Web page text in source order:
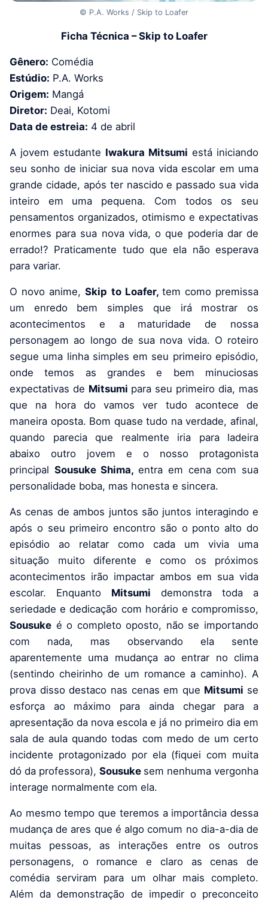
© P.A. Works / Skip to Loafer
Ficha Técnica – Skip to Loafer
Gênero: Comédia
Estúdio: P.A. Works
Origem: Mangá
Diretor: Deai, Kotomi
Data de estreia: 4 de abril
A jovem estudante Iwakura Mitsumi está iniciando
seu sonho de iniciar sua nova vida escolar em uma
grande cidade, após ter nascido e passado sua vida
inteiro em uma pequena. Com todos os seu
pensamentos organizados, otimismo e expectativas
enormes para sua nova vida, o que poderia dar de
errado!? Praticamente tudo que ela não esperava
para variar.
O novo anime,Skip to Loafer, tem como premissa
um enredo bem simples que irá mostrar os
acontecimentos e a maturidade de nossa
personagem ao longo de sua nova vida. O roteiro
segue uma linha simples em seu primeiro episódio,
onde temos as grandes e bem minuciosas
expectativas de Mitsumi para seu primeiro dia, mas
que na hora do vamos ver tudo acontece de
maneira oposta. Bom quase tudo na verdade, afinal,
quando parecia que realmente iria para ladeira
abaixo outro jovem e o nosso protagonista
principal SousukeShima,entra em cena com sua
personalidade boba, mas honesta e sincera.
As cenas de ambos juntos são juntos interagindo e
após o seu primeiro encontro são o ponto alto do
episódio ao relatar como cada um vivia uma
situação muito diferente e como os próximos
acontecimentos irão impactar ambos em sua vida
escolar. Enquanto Mitsumi demonstra toda a
seriedade e dedicação com horário e compromisso,
Sousuke é o completo oposto, não se importando
com nada, mas observando ela sente
aparentemente uma mudança ao entrar no clima
(sentindo cheirinho de um romance a caminho). A
prova disso destaco nas cenas em que Mitsumi se
esforça ao máximo para ainda chegar para a
apresentação da nova escola e já no primeiro dia em
sala de aula quando todas com medo de um certo
incidente protagonizado por ela (fiquei com muita
dó da professora), Sousuke sem nenhuma vergonha
interage normalmente com ela.
Ao mesmo tempo que teremos a importância dessa
mudança de ares que é algo comum no dia-a-dia de
muitas pessoas, as interações entre os outros
personagens, o romance e claro as cenas de
comédia serviram para um olhar mais completo.
Além da demonstração de impedir o preconceito